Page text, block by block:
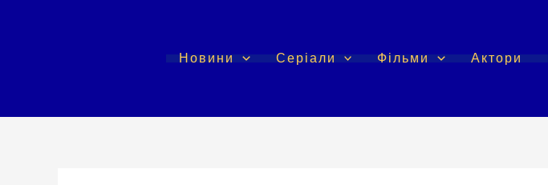
Новини Серіали Фільми Актори